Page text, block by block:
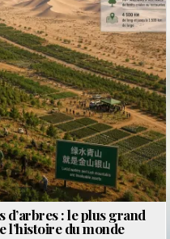
d’arbres : le plus grand
l’histoire du monde